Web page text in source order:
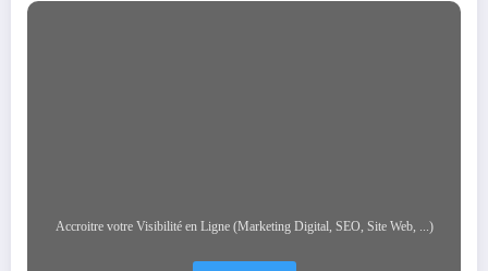
Accroitre votre Visibilité en Ligne (Marketing Digital, SEO, Site Web, ...)